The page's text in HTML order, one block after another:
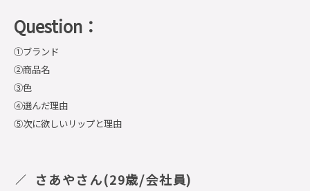
Question：
①ブランド
②商品名
③色
④選んだ理由
⑤次に欲しいリップと理由
さあやさん(29歳/会社員)